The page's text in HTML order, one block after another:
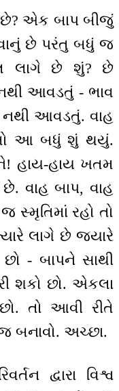
છે? એક બાપ બીજું
છે પરંતુ બધું જ
લાગે છે શું? છે
આવડતું - ભાવ
નથી આવડતું. વાહ
તો આ બધું શું થયું.
હાય-હાય ખતમ
વાહ બાપ, વાહ
સ્મૃતિમાં રહો તો
લાગે છે જ્યારે
- બાપને સાથી
શકો છો. એકલા
તો આવી રીતે
બનાવો. અચ્છા.
દ્વારા વિશ્વ